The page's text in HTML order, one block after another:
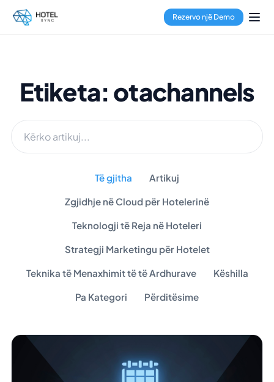
Rezervo një Demo
Etiketa: otachannels
Të gjitha Artikuj
Zgjidhje në Cloud për Hotelerinë
Teknologji të Reja në Hoteleri
Strategji Marketingu për Hotelet
Teknika të Menaxhimit të të Ardhurave Këshilla
Pa Kategori Përditësime